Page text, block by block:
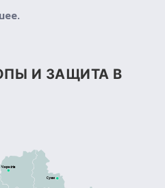
И ЗАЩИТА В
Суми
Чернігів